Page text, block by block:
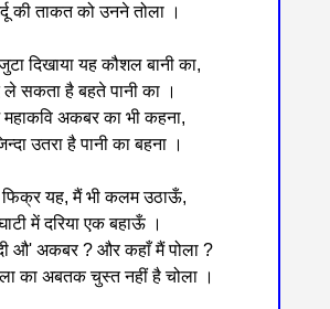
की ताकत को उनने तोला ।
दिखाया यह कौशल बानी का,
सकता है बहते पानी का ।
अकबर का भी कहना,
उतरा है पानी का बहना ।
यह, मैं भी कलम उठाऊँ,
में दरिया एक बहाऊँ ।
औ' अकबर ? और कहाँ मैं पोला ?
का अबतक चुस्त नहीं है चोला ।